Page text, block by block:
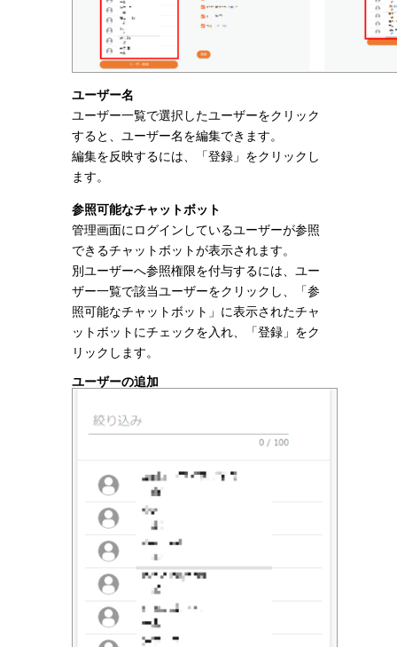
ユーザー名
ユーザー一覧で選択したユーザーをクリック
すると、ユーザー名を編集できます。
編集を反映するには、「登録」をクリックし
ます。
参照可能なチャットボット
管理画面にログインしているユーザーが参照
できるチャットボットが表示されます。
別ユーザーへ参照権限を付与するには、ユー
ザー一覧で該当ユーザーをクリックし、「参
照可能なチャットボット」に表示されたチャ
ットボットにチェックを入れ、「登録」をク
リックします。
ユーザーの追加